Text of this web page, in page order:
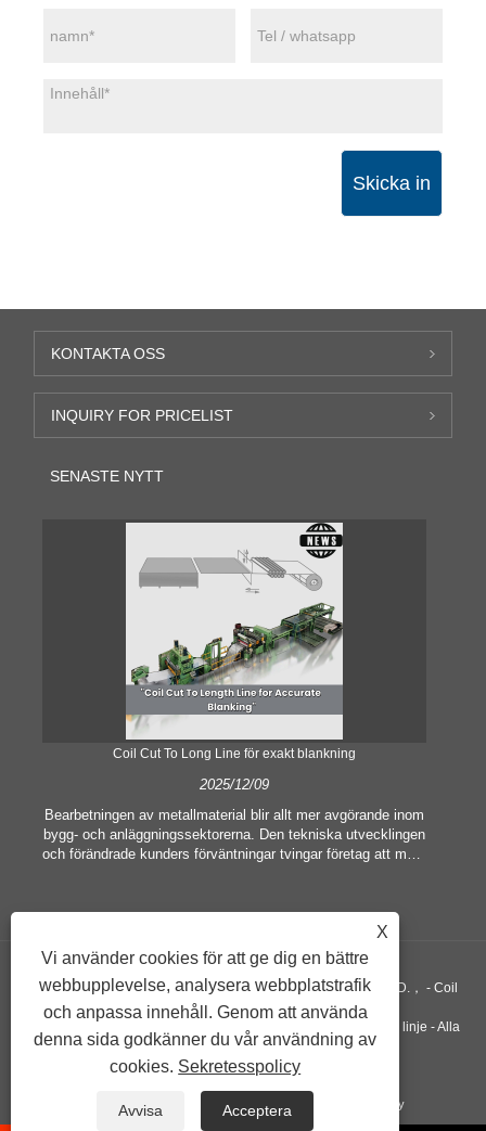
Skicka in
KONTAKTA OSS
INQUIRY FOR PRICELIST
SENASTE NYTT
Coil Cut To Long Line för exakt blankning
2025/12/09
Bearbetningen av metallmaterial blir allt mer avgörande inom
bygg- och anläggningssektorerna. Den tekniska utvecklingen
och förändrade kunders förväntningar tvingar företag att möta
tillräckliga för att tillfredsställa behoven hos modern industri,
särskilt i strävan efter stor noggrannhet och effektivitet.
Därför har spolen skuren till längdlinjen uppstått som en
spolbearbetningsutrustning.
Upphovsrätt ©GUANGZHOU KINGREAL MACHINERY CO., LTD.， - Coil
Sliting Machine, Coil Cut To Längd Machine, Metall skär i längd linje - Alla
rättigheter reserverade
RSS Privacy Policy
X
Vi använder cookies för att ge dig en bättre
webbupplevelse, analysera webbplatstrafik
och anpassa innehåll. Genom att använda
denna sida godkänner du vår användning av
cookies. Sekretesspolicy
Avvisa Acceptera